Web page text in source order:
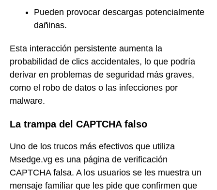
Pueden provocar descargas potencialmente
dañinas.
Esta interacción persistente aumenta la
probabilidad de clics accidentales, lo que podría
derivar en problemas de seguridad más graves,
como el robo de datos o las infecciones por
malware.
La trampa del CAPTCHA falso
Uno de los trucos más efectivos que utiliza
Msedge.vg es una página de verificación
CAPTCHA falsa. A los usuarios se les muestra un
mensaje familiar que les pide que confirmen que